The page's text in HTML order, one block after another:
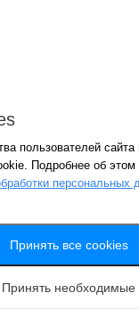
*
?
пользователей сайта
Подробнее об этом
Принять все cookies
Принять необходимые